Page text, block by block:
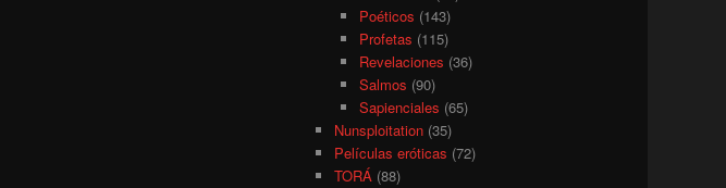
Poéticos (143)
Profetas (115)
Revelaciones (36)
Salmos (90)
Sapienciales (65)
Nunsploitation (35)
Películas eróticas (72)
TORÁ (88)